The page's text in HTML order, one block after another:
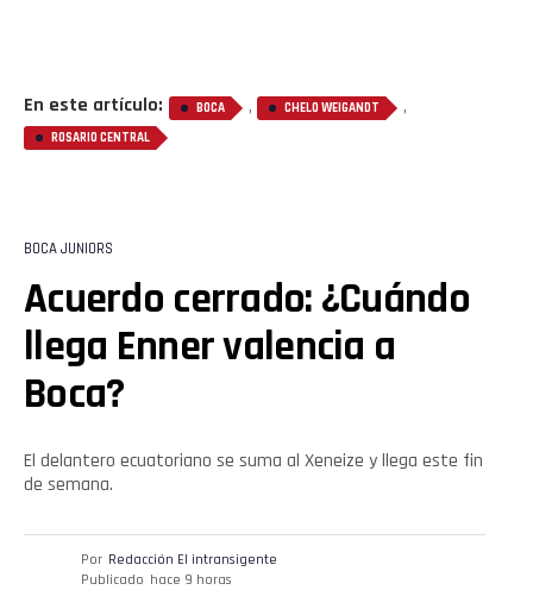
En este artículo: BOCA , CHELO WEIGANDT ,
ROSARIO CENTRAL
BOCA JUNIORS
Acuerdo cerrado: ¿Cuándo
llega Enner valencia a
Boca?
El delantero ecuatoriano se suma al Xeneize y llega este fin
de semana.
Por Redacción El intransigente
Publicado hace 9 horas